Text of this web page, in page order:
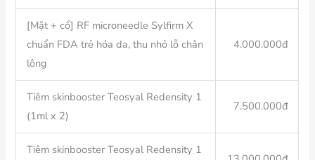
[Mặt + cổ] RF microneedle Sylfirm X
chuẩn FDA trẻ hóa da, thu nhỏ lỗ chân
lông
4.000.000đ
Tiêm skinbooster Teosyal Redensity 1
(1ml x 2)
7.500.000đ
Tiêm skinbooster Teosyal Redensity 1